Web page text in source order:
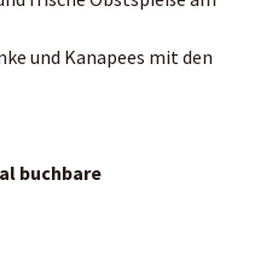
und Kanapees mit den
buchbare